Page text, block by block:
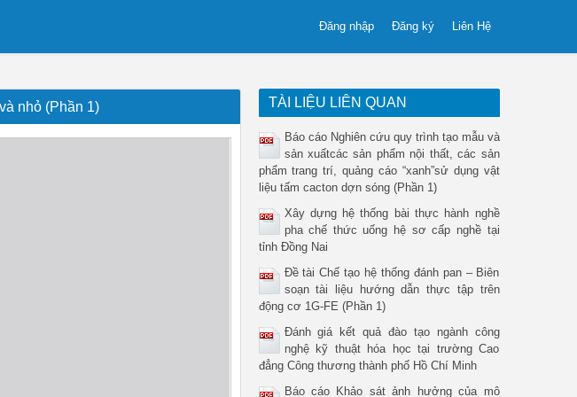
Liên Hệ
Đăng ký
Đăng nhập
nhỏ (Phần 1) TÀI LIỆU LIÊN QUAN
Báo cáo Nghiên cứu quy trình tạo mẫu và
sản xuấtcác sản phẩm nội thất, các sản
phẩm trang trí, quảng cáo “xanh”sử dụng vật
liệu tấm cacton dợn sóng (Phần 1)
Xây dựng hệ thống bài thực hành nghề
pha chế thức uống hệ sơ cấp nghề tại
tỉnh Đồng Nai
Đề tài Chế tạo hệ thống đánh pan – Biên
soạn tài liệu hướng dẫn thực tập trên
động cơ 1G-FE (Phần 1)
Đánh giá kết quả đào tạo ngành công
nghệ kỹ thuật hóa học tại trường Cao
đẳng Công thương thành phố Hồ Chí Minh
Báo cáo Khảo sát ảnh hưởng của mô